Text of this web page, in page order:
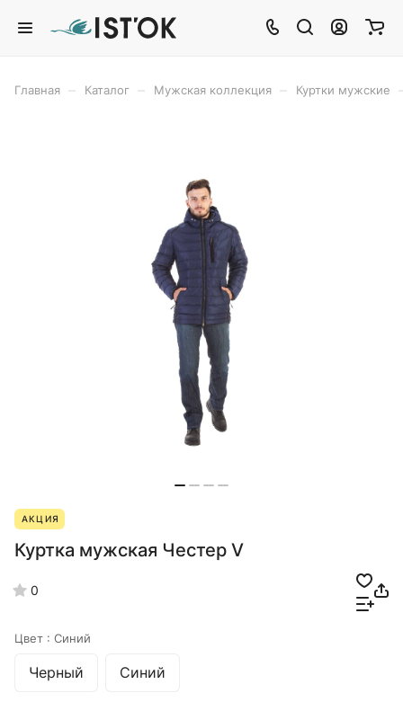
Главная Каталог Мужская коллекция Куртки мужские
АКЦИЯ
Куртка мужская Честер V
0
Цвет : Синий
Черный Синий